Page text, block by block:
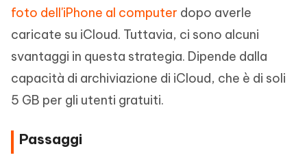
foto dell'iPhone al computer dopo averle
caricate su iCloud. Tuttavia, ci sono alcuni
svantaggi in questa strategia. Dipende dalla
capacità di archiviazione di iCloud, che è di soli
5 GB per gli utenti gratuiti.
Passaggi